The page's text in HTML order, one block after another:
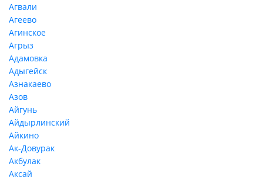
Агвали
Агеево
Агинское
Агрыз
Адамовка
Адыгейск
Азнакаево
Азов
Айгунь
Айдырлинский
Айкино
Ак-Довурак
Акбулак
Аксай